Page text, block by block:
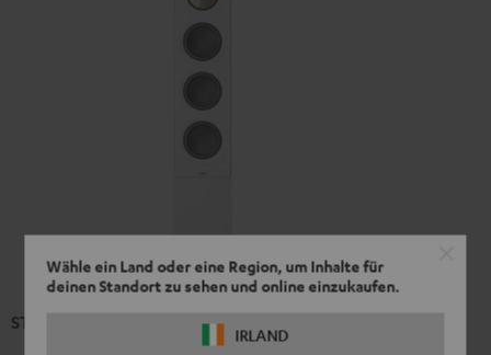
Wähle ein Land oder eine Region, um Inhalte für
deinen Standort zu sehen und online einzukaufen.
IRLAND
STEREO L 2 Secondary Mk4 23 (Stk.)